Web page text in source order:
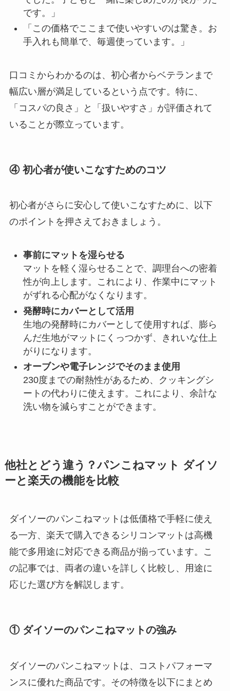
です。」
「この価格でここまで使いやすいのは驚き。お
手入れも簡単で、毎週使っています。」
口コミからわかるのは、初心者からベテランまで
幅広い層が満足しているという点です。特に、
「コスパの良さ」と「扱いやすさ」が評価されて
いることが際立っています。
④ 初心者が使いこなすためのコツ
初心者がさらに安心して使いこなすために、以下
のポイントを押さえておきましょう。
事前にマットを湿らせる
マットを軽く湿らせることで、調理台への密着
性が向上します。これにより、作業中にマット
がずれる心配がなくなります。
発酵時にカバーとして活用
生地の発酵時にカバーとして使用すれば、膨ら
んだ生地がマットにくっつかず、きれいな仕上
がりになります。
オーブンや電子レンジでそのまま使用
230度までの耐熱性があるため、クッキングシ
ートの代わりに使えます。これにより、余計な
洗い物を減らすことができます。
他社とどう違う？パンこねマット ダイソ
ーと楽天の機能を比較
ダイソーのパンこねマットは低価格で手軽に使え
る一方、楽天で購入できるシリコンマットは高機
能で多用途に対応できる商品が揃っています。こ
の記事では、両者の違いを詳しく比較し、用途に
応じた選び方を解説します。
① ダイソーのパンこねマットの強み
ダイソーのパンこねマットは、コストパフォーマ
ンスに優れた商品です。その特徴を以下にまとめ